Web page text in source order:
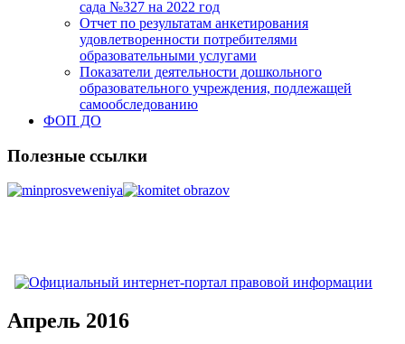
сада №327 на 2022 год
Отчет по результатам анкетирования
удовлетворенности потребителями
образовательными услугами
Показатели деятельности дошкольного
образовательного учреждения, подлежащей
самообследованию
ФОП ДО
Полезные ссылки
Апрель 2016